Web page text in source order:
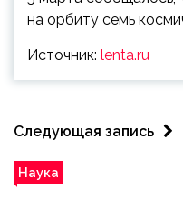
на орбиту семь
Источник: lenta.ru
Следующая запись
Наука